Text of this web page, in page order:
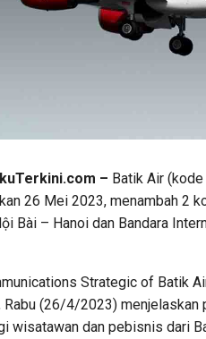
– Batik Air
26 Mei 2023, menambah 2
Bài – Hanoi dan Bandara
Strategic of Batik
Rabu (26/4/2023) menjelaskan
wisatawan dan pebisnis dari